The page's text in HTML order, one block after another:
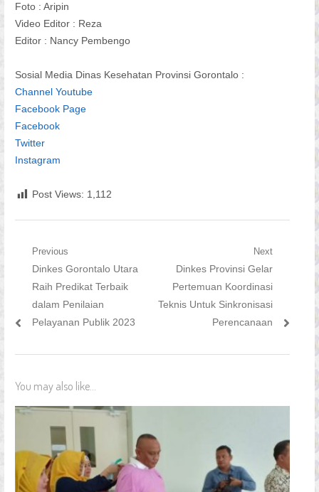
Foto : Aripin
Video Editor : Reza
Editor : Nancy Pembengo
Sosial Media Dinas Kesehatan Provinsi Gorontalo :
Channel Youtube
Facebook Page
Facebook
Twitter
Instagram
Post Views: 1,112
Navigasi
pos
Previous
Previous
post:
Dinkes Gorontalo Utara
Raih Predikat Terbaik
dalam Penilaian
Pelayanan Publik 2023
Next
Next
post:
Dinkes Provinsi Gelar
Pertemuan Koordinasi
Teknis Untuk Sinkronisasi
Perencanaan
You may also like...